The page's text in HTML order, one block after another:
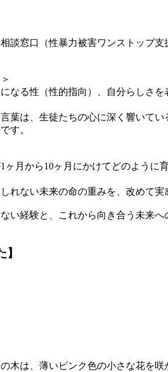
窓口（性暴力被害ワンストップ支
る性（性的指向）、自分らしさ
は、生徒たちの心に深く響いてい
す。
月から10ヶ月にかけてどのように
れない未来の命の重みを、改めて実
経験と、これから向き合う未来へ
は、薄いピンク色の小さな花を